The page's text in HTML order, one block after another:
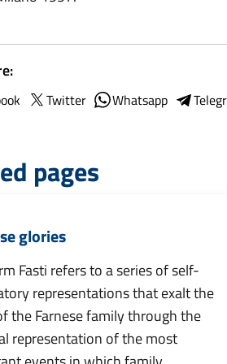
Twitter Whatsapp
pages
glories
Fasti refers to a series of self-
representations that exalt the
the Farnese family through the
representation of the most